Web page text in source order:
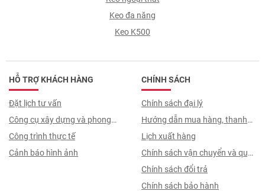
Keo đa năng
Keo K500
HỖ TRỢ KHÁCH HÀNG
Đặt lịch tư vấn
Công cụ xây dựng và phong
thuỷ
Công trình thực tế
Cảnh báo hình ảnh
CHÍNH SÁCH
Chính sách đại lý
Hướng dẫn mua hàng, thanh
toán, quy trình ký hợp đồng
Lịch xuất hàng
Chính sách vận chuyển và quy
trình giao nhận
Chính sách đổi trả
Chính sách bảo hành